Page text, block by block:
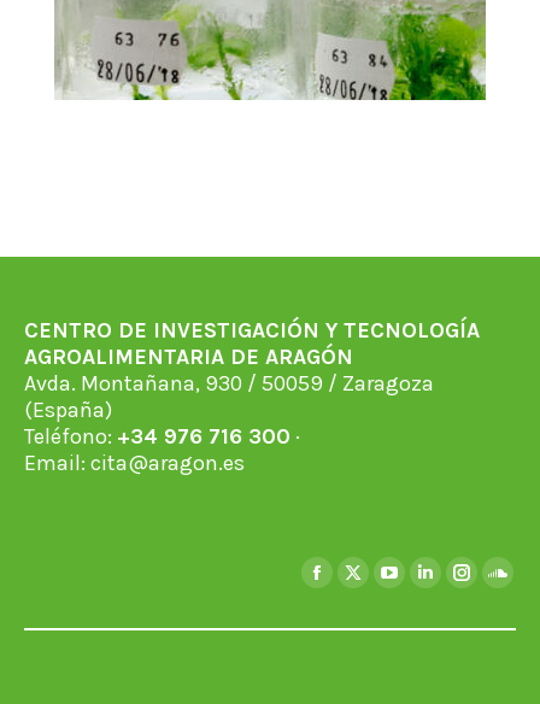
CENTRO DE INVESTIGACIÓN Y TECNOLOGÍA
AGROALIMENTARIA DE ARAGÓN
Avda. Montañana, 930 / 50059 / Zaragoza
(España)
Teléfono: +34 976 716 300 ·
Email: cita@aragon.es
Facebook
X
YouTubeLinkedin